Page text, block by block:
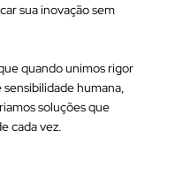
sua inovação sem
quando unimos rigor
humana,
soluções que
cada vez.